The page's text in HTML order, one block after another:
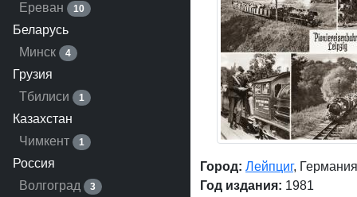
Ереван
10
Беларусь
Минск
4
Грузия
Тбилиси
1
Казахстан
Чимкент
1
Россия
Волгоград
3
Город: Лейпциг, Германия
Год издания: 1981